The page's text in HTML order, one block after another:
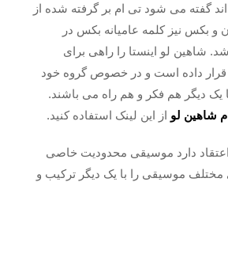
گفته می شود تی ام بر گرفته شده از
و بکس نیز کلمه عامیانه بکس در
شاهین لو اینستا را راهی برای
قرار داده است و در خصوص گروه خود
دیگر هم فکر و هم راه می باشند.
شاهین لو از این لینک استفاده کنید.
دارد موسیقی محدودیت خاصی
موسیقی را با یک دیگر ترکیب و